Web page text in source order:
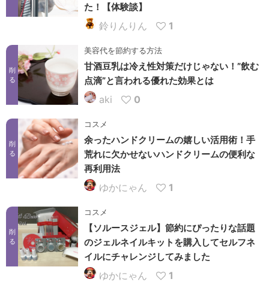
た！【体験談】
鈴りんりん 1
削
る
美容代を節約する方法
甘酒豆乳は冷え性対策だけじゃない！”飲む
点滴”と言われる優れた効果とは
aki 0
削
る
コスメ
余ったハンドクリームの嬉しい活用術！手
荒れに欠かせないハンドクリームの便利な
再利用法
ゆかにゃん 1
削
る
コスメ
【ソルースジェル】節約にぴったりな話題
のジェルネイルキットを購入してセルフネ
イルにチャレンジしてみました
ゆかにゃん 1